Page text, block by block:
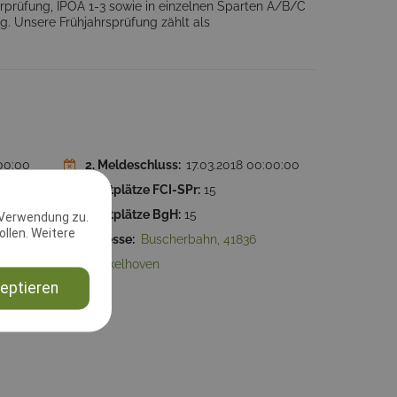
zu.
Weitere
IPOA 1-3 sowie in einzelnen Sparten A/B/C
Unsere Frühjahrsprüfung zählt als
2. Meldeschluss: 17.03.2018 00:00:00
Startplätze FCI-SPr: 15
15 Startplätze BgH: 15
Adresse: Buscherbahn, 41836
Hückelhoven